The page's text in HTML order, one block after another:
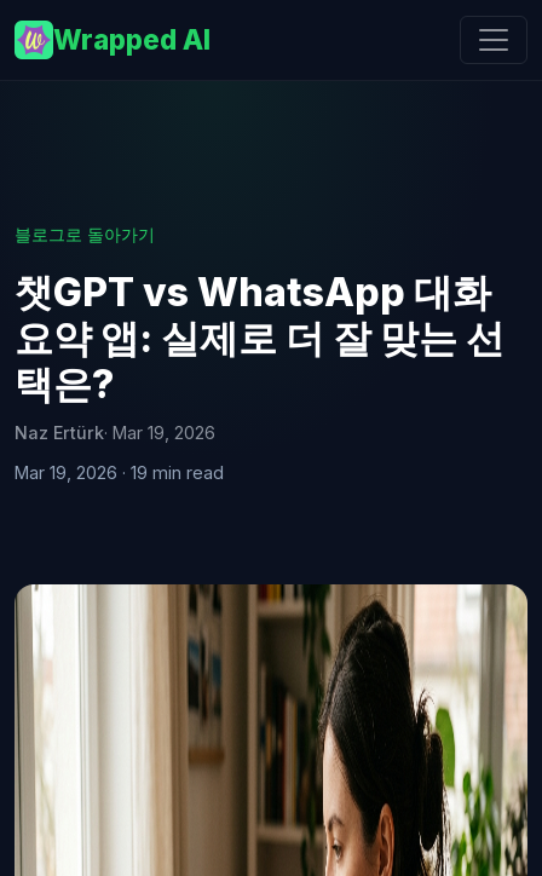
Wrapped AI
블로그로 돌아가기
챗GPT vs WhatsApp 대화
요약 앱: 실제로 더 잘 맞는 선
택은?
Naz Ertürk· Mar 19, 2026
Mar 19, 2026 · 19 min read